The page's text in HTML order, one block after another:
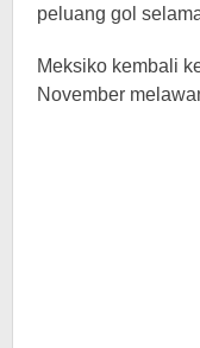
peluang gol
Meksiko kembali
November